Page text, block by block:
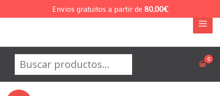
al
Buscar
Envios gratuitos a partir de 80,00€